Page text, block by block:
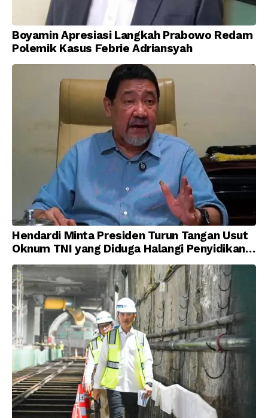
Boyamin Apresiasi Langkah Prabowo Redam
Polemik Kasus Febrie Adriansyah
Hendardi Minta Presiden Turun Tangan Usut
Oknum TNI yang Diduga Halangi Penyidikan
Korupsi